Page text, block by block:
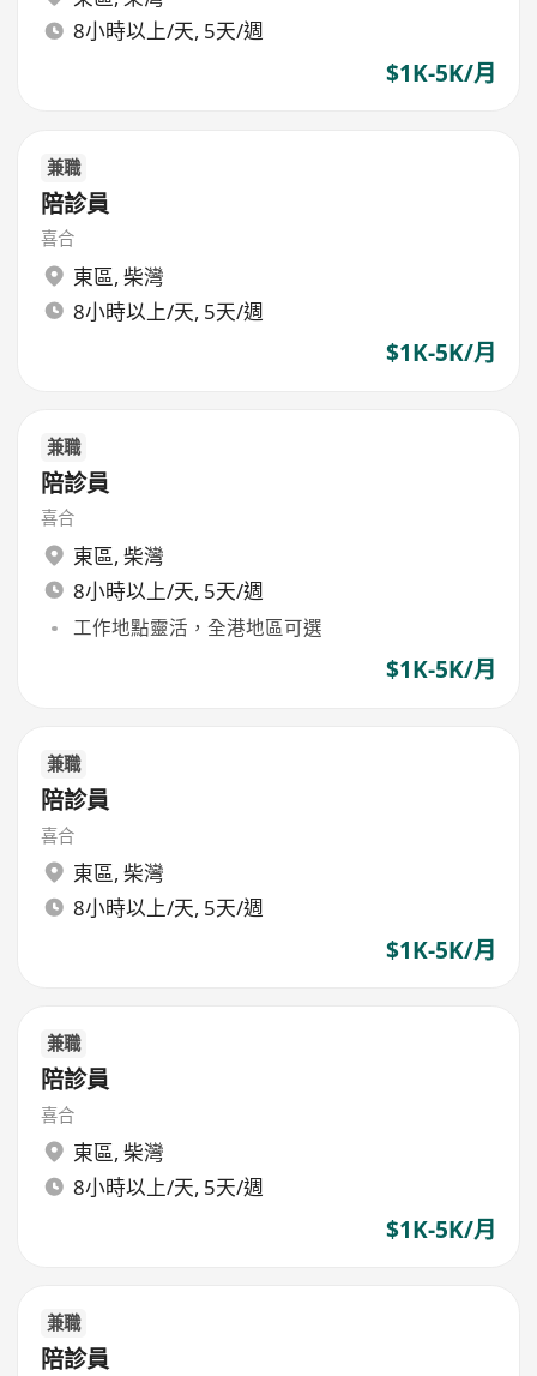
8小時以上/天, 5天/週
$1K-5K/月
兼職
陪診員
喜合
東區, 柴灣
8小時以上/天, 5天/週
$1K-5K/月
兼職
陪診員
喜合
東區, 柴灣
8小時以上/天, 5天/週
工作地點靈活，全港地區可選
$1K-5K/月
兼職
陪診員
喜合
東區, 柴灣
8小時以上/天, 5天/週
$1K-5K/月
兼職
陪診員
喜合
東區, 柴灣
8小時以上/天, 5天/週
$1K-5K/月
兼職
陪診員